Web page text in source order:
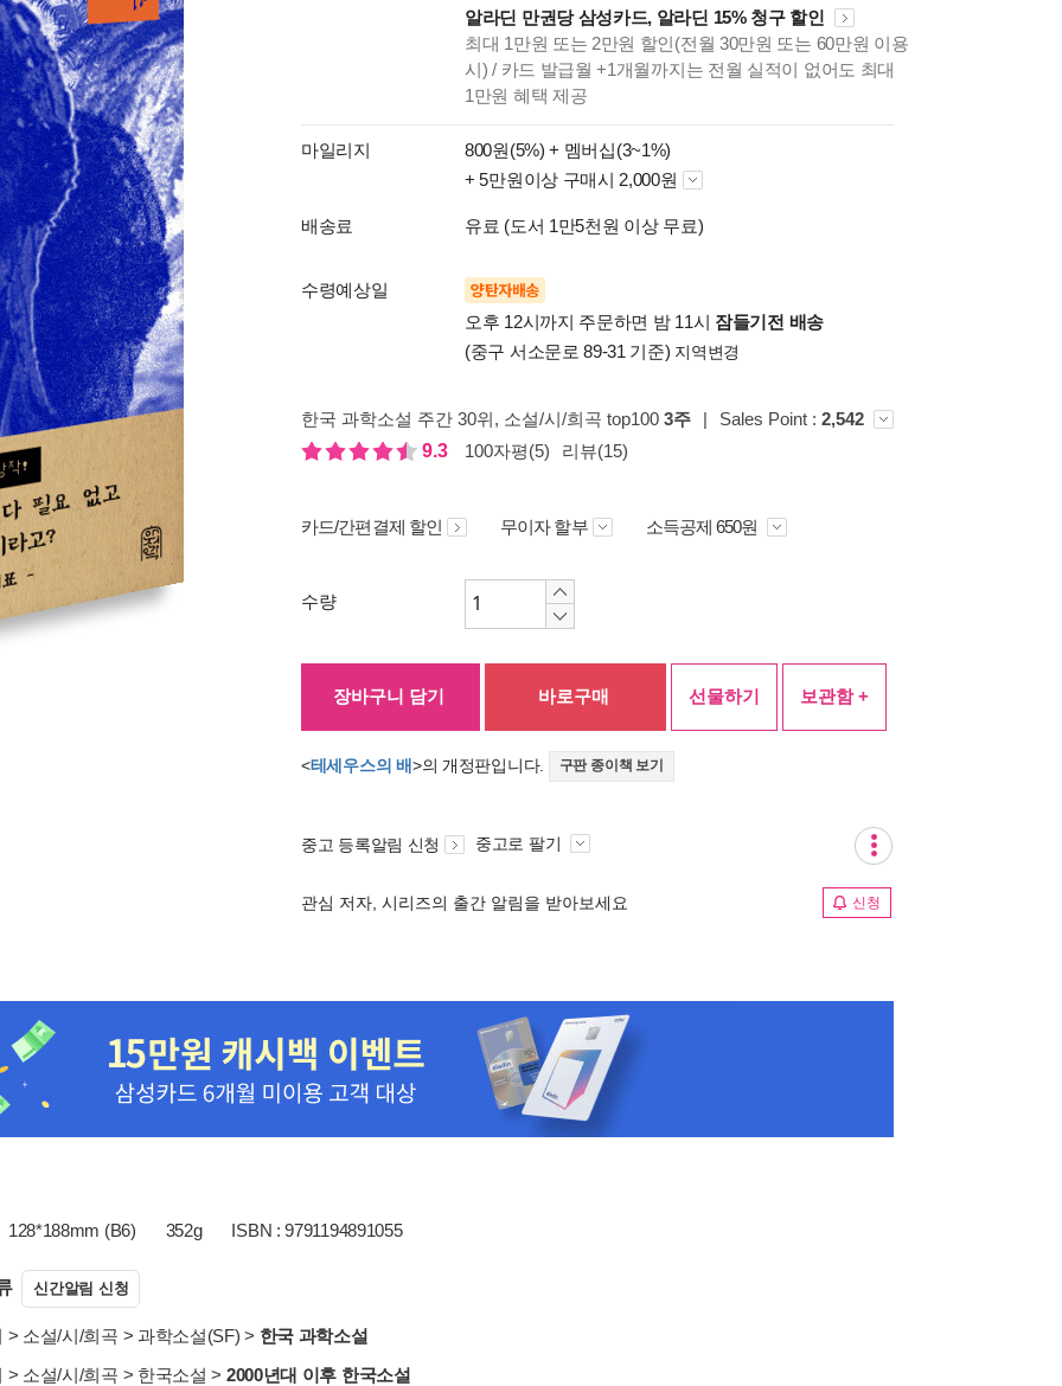
알라딘 만권당 삼성카드, 알라딘 15% 청구 할인
최대 1만원 또는 2만원 할인(전월 30만원 또는 60만원 이용
시) / 카드 발급월 +1개월까지는 전월 실적이 없어도 최대
1만원 혜택 제공
마일리지 800원(5%) + 멤버십(3~1%)
+ 5만원이상 구매시 2,000원
배송료 유료 (도서 1만5천원 이상 무료)
수령예상일 양탄자배송
오후 12시까지 주문하면 밤 11시 잠들기전 배송
(중구 서소문로 89-31 기준) 지역변경
한국 과학소설 주간 30위, 소설/시/희곡 top100 3주 | Sales Point : 2,542
9.3
100자평(5) 리뷰(15)
카드/간편결제 할인 무이자 할부 소득공제 650원
수량
장바구니 담기 바로구매 선물하기 보관함 +
<테세우스의 배>의 개정판입니다. 구판 종이책 보기
중고 등록알림 신청 중고로 팔기
관심 저자, 시리즈의 출간 알림을 받아보세요 신청
128*188mm (B6) 352g ISBN : 9791194891055
신간알림 신청
> 소설/시/희곡 > 과학소설(SF) > 한국 과학소설
> 소설/시/희곡 > 한국소설 > 2000년대 이후 한국소설